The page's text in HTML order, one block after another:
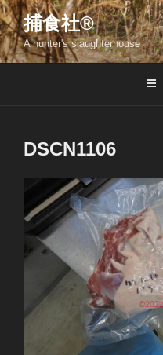
コ
ン
テ
ン
捕食社®
A hunter's slaughterhouse
DSCN1106